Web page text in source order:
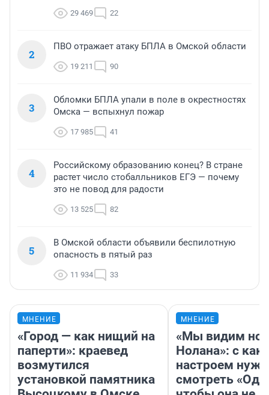
29 469 22
2
ПВО отражает атаку БПЛА в Омской области
19 211 90
3
Обломки БПЛА упали в поле в окрестностях
Омска — вспыхнул пожар
17 985 41
4
Российскому образованию конец? В стране
растет число стобалльников ЕГЭ — почему
это не повод для радости
13 525 82
5
В Омской области объявили беспилотную
опасность в пятый раз
11 934 33
МНЕНИЕ
«Город — как нищий на
паперти»: краевед
возмутился
установкой памятника
МНЕНИЕ
«Мы видим
Нолана»: с
настроем
смотреть